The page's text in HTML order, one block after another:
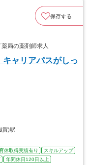
保存する
局の薬剤師求人
キャリアパスがしっ
賀)駅
休取得実績有り
スキルアップ
年間休日120日以上